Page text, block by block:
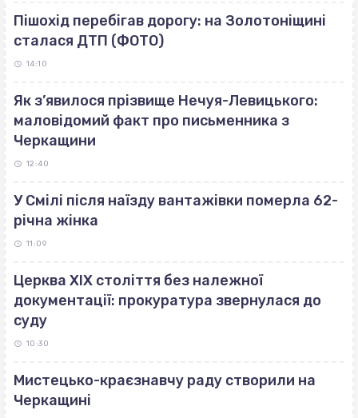
Пішохід перебігав дорогу: на Золотоніщині
сталася ДТП (ФОТО)
14:10
Як з’явилося прізвище Нечуя-Левицького:
маловідомий факт про письменника з
Черкащини
12:40
У Смілі після наїзду вантажівки померла 62-
річна жінка
11:09
Церква ХІХ століття без належної
документації: прокуратура звернулася до
суду
10:30
Мистецько-краєзнавчу раду створили на
Черкащині